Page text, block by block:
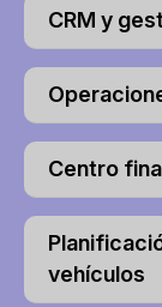
CRM y
Centro
vehículos